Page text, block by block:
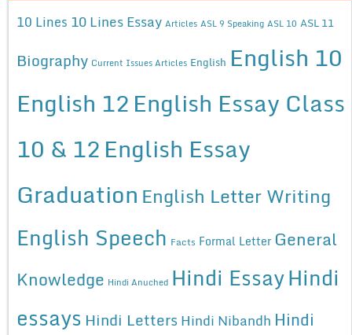
10 Lines 10 Lines Essay Articles ASL 9 Speaking ASL 10 ASL 11
Biography Current Issues Articles English English 10
English 12English Essay Class
10 & 12English Essay
Graduation English Letter Writing
English Speech Facts Formal Letter General
Knowledge Hindi Anuched Hindi EssayHindi
essays Hindi Letters Hindi Nibandh Hindi